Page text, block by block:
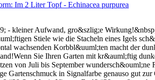
Im 2 Liter Topf - Echinacea purpurea
- kleiner Aufwand, gro&szlig;e
Stiele wie die Stacheln eines Igels
wachsenden Korbbl&uuml;ten macht der
Sie Ihren Garten mit kr&auml;ftig
von Juli bis September
in Signalfarbe genauso gut